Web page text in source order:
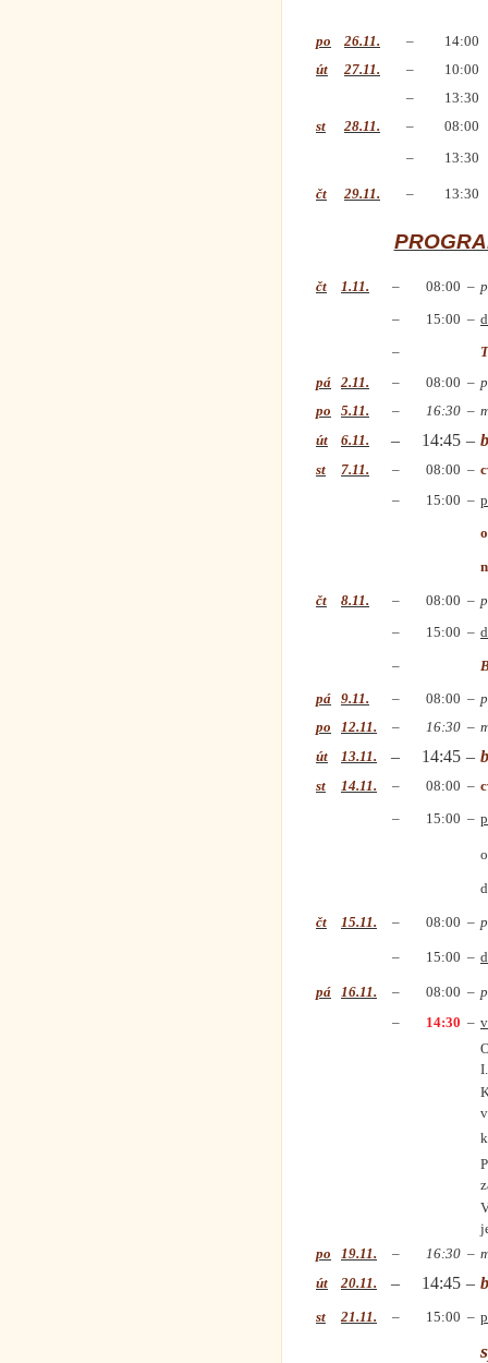
po 26.11. –
14:00
út
27.11. –
10:00
–
13:30
st
28.11. –
08:00
–
13:30
čt 29.11. – 13:30
čt 1.11. – 08:00 –
–
15:00 –
–
pá 2.11. – 08:00 –
po
5.11. – 16:30 –
út
6.11. – 14:45 –
st 7.11. – 08:00 –
–
15:00 –
čt 8.11. – 08:00 –
–
15:00 –
–
pá 9.11. – 08:00 –
po
12.11. – 16:30 –
út
13.11. – 14:45 –
st 14.11. – 08:00 –
–
15:00 –
čt 15.11. – 08:00 –
– 15:00 –
pá 16.11. – 08:00 –
–
14:30 –
po
19.11. – 16:30 –
út
20.11. – 14:45 –
st 21.11. – 15:00 –